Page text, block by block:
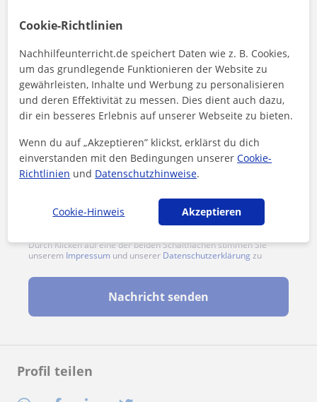
Profil teilen
Durch Klicken auf eine der beiden Schaltflächen stimmen Sie
unserem Impressum und unserer Datenschutzerklärung zu
Nachricht senden
Cookie-Richtlinien
Nachhilfeunterricht.de speichert Daten wie z. B. Cookies,
um das grundlegende Funktionieren der Website zu
gewährleisten, Inhalte und Werbung zu personalisieren
und deren Effektivität zu messen. Dies dient auch dazu,
dir ein besseres Erlebnis auf unserer Webseite zu bieten.
Wenn du auf „Akzeptieren” klickst, erklärst du dich
einverstanden mit den Bedingungen unsererCookie-
Richtlinien und Datenschutzhinweise.
Cookie-Hinweis Akzeptieren